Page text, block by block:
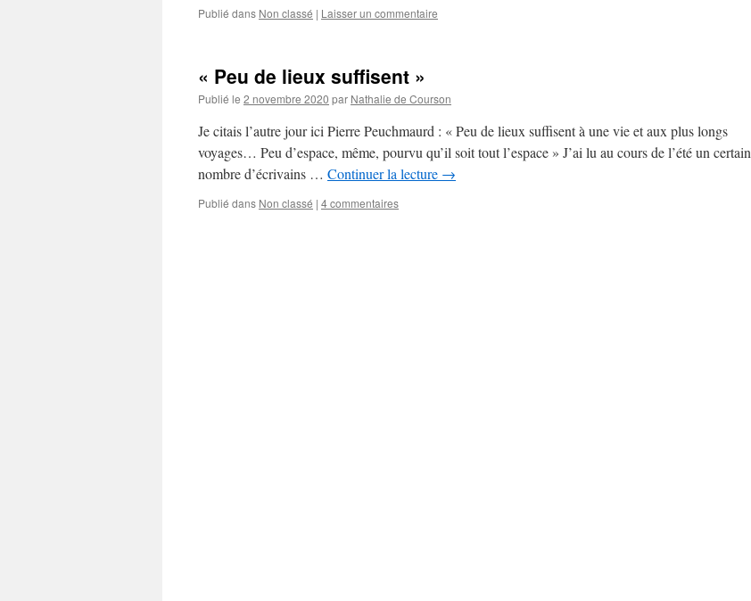
Publié dans Non classé | Laisser un commentaire
« Peu de lieux suffisent »
Publié le 2 novembre 2020 par Nathalie de Courson
Je citais l’autre jour ici Pierre Peuchmaurd : « Peu de lieux suffisent à une vie et aux plus longs
voyages… Peu d’espace, même, pourvu qu’il soit tout l’espace » J’ai lu au cours de l’été un certain
nombre d’écrivains … Continuer la lecture →
Publié dans Non classé | 4 commentaires